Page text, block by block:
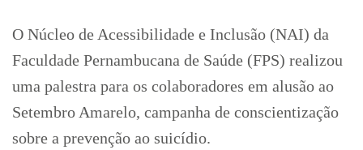
O Núcleo de Acessibilidade e Inclusão (NAI) da
Faculdade Pernambucana de Saúde (FPS) realizou
uma palestra para os colaboradores em alusão ao
Setembro Amarelo, campanha de conscientização
sobre a prevenção ao suicídio.